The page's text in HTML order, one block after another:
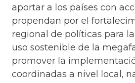
aportar a los países con
propendan por el
regional de políticas para
uso sostenible de la
promover la
coordinadas a nivel local,